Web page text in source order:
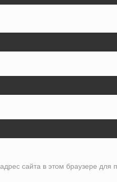
сайта в этом браузере